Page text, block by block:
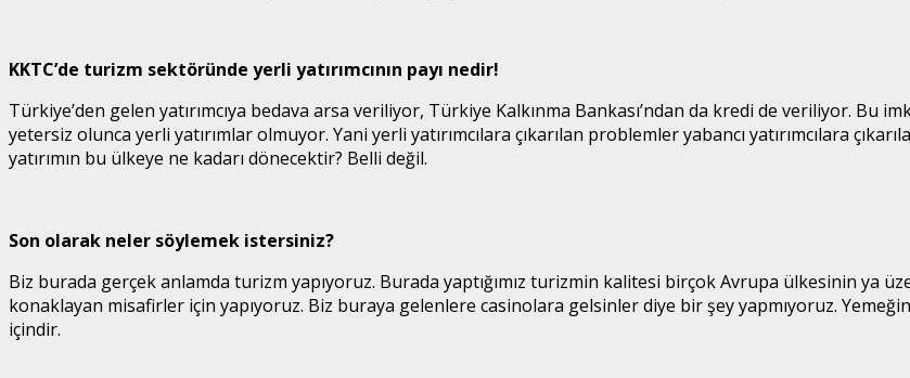
KKTC’de turizm sektöründe yerli yatırımcının payı nedir!
Türkiye’den gelen yatırımcıya bedava arsa veriliyor, Türkiye Kalkınma Bankası’ndan da kredi de veriliyor. Bu
yetersiz olunca yerli yatırımlar olmuyor. Yani yerli yatırımcılara çıkarılan problemler yabancı yatırımcılara
yatırımın bu ülkeye ne kadarı dönecektir? Belli değil.
Son olarak neler söylemek istersiniz?
Biz burada gerçek anlamda turizm yapıyoruz. Burada yaptığımız turizmin kalitesi birçok Avrupa ülkesinin ya
konaklayan misafirler için yapıyoruz. Biz buraya gelenlere casinolara gelsinler diye bir şey yapmıyoruz.
içindir.